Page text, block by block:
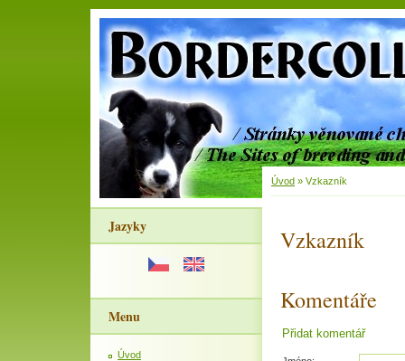
Jazyky
Menu
Úvod
Úvod » Vzkazník
Vzkazník
Komentáře
Přidat komentář